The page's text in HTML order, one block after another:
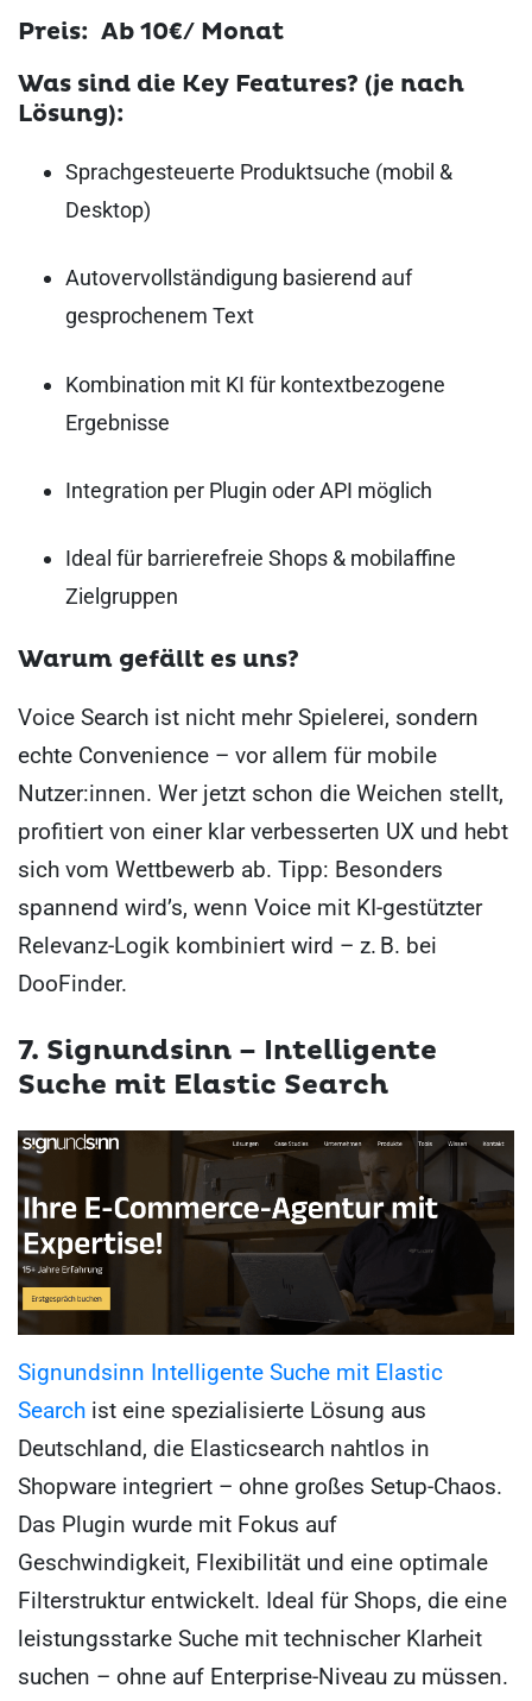
Preis: Ab 10€/ Monat
Was sind die Key Features? (je nach
Lösung):
Sprachgesteuerte Produktsuche (mobil &
Desktop)
Autovervollständigung basierend auf
gesprochenem Text
Kombination mit KI für kontextbezogene
Ergebnisse
Integration per Plugin oder API möglich
Ideal für barrierefreie Shops & mobilaffine
Zielgruppen
Warum gefällt es uns?
Voice Search ist nicht mehr Spielerei, sondern
echte Convenience – vor allem für mobile
Nutzer:innen. Wer jetzt schon die Weichen stellt,
profitiert von einer klar verbesserten UX und hebt
sich vom Wettbewerb ab. Tipp: Besonders
spannend wird’s, wenn Voice mit KI-gestützter
Relevanz-Logik kombiniert wird – z. B. bei
DooFinder.
7. Signundsinn – Intelligente
Suche mit Elastic Search
Signundsinn Intelligente Suche mit Elastic
Search ist eine spezialisierte Lösung aus
Deutschland, die Elasticsearch nahtlos in
Shopware integriert – ohne großes Setup-Chaos.
Das Plugin wurde mit Fokus auf
Geschwindigkeit, Flexibilität und eine optimale
Filterstruktur entwickelt. Ideal für Shops, die eine
leistungsstarke Suche mit technischer Klarheit
suchen – ohne auf Enterprise-Niveau zu müssen.